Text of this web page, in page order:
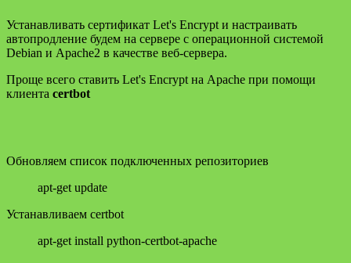
Устанавливать сертификат Let's Encrypt и настраивать
автопродление будем на сервере с операционной системой
Debian и Apache2 в качестве веб-сервера.
Проще всего ставить Let's Encrypt на Apache при помощи
клиента certbot
Обновляем список подключенных репозиториев
apt-get update
Устанавливаем certbot
apt-get install python-certbot-apache